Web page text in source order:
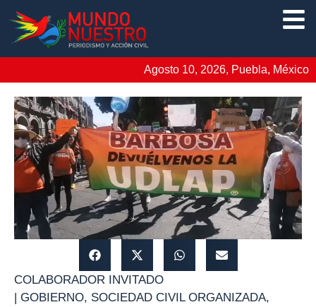
Agosto 10, 2026, Puebla, México
COLABORADOR INVITADO
| GOBIERNO, SOCIEDAD CIVIL ORGANIZADA,